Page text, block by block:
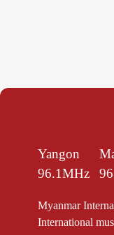
Yangon
96.1MHz
Myanmar
International